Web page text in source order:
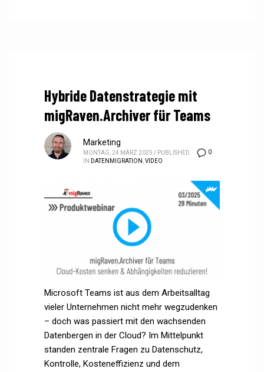
Hybride Datenstrategie mit
migRaven.Archiver für Teams
0
Marketing
MONTAG, 24 MÄRZ 2025 / PUBLISHED
IN DATENMIGRATION ,VIDEO
Microsoft Teams ist aus dem Arbeitsalltag
vieler Unternehmen nicht mehr wegzudenken
– doch was passiert mit den wachsenden
Datenbergen in der Cloud? Im Mittelpunkt
standen zentrale Fragen zu Datenschutz,
Kontrolle, Kosteneffizienz und dem